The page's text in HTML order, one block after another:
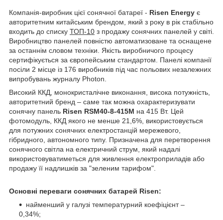
Компанія-виробник цієї сонячної батареї - Risen Energy є
авторитетним китайським брендом, який з року в рік стабільно
входить до списку ТОП-10 з продажу сонячних панелей у світі.
Виробництво панелей повністю автоматизоване та оснащене
за останнім словом техніки. Якість виробничого процесу
сертифікується за європейським стандартом. Панелі компанії
посіли 2 місце із 176 виробників під час польових незалежних
випробувань журналу Photon.
Високий ККД, монокристалічне виконання, висока потужність,
авторитетний бренд – саме так можна охарактеризувати
сонячну панель Risen RSM40-8-415M на 415 Вт. Цей
фотомодуль, ККД якого не менше 21,6%, використовується
для потужних сонячних електростанцій мережевого,
гібридного, автономного типу. Призначена для перетворення
сонячного світла на електричний струм, який надалі
використовуватиметься для живлення електроприладів або
продажу її надлишків за "зеленим тарифом".
Основні переваги сонячних батарей Risen:
найменший у галузі температурний коефіцієнт –
0,34%;